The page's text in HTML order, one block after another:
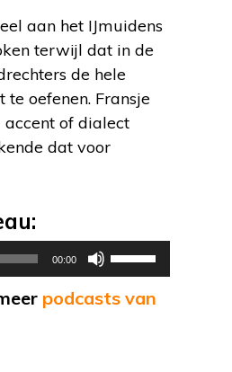
aan het IJmuidens
terwijl dat in de
de hele
oefenen. Fransje
of dialect
dat voor
00:00
Gebruik
Omhoog/Omlaag
pijltoetsen
podcasts van